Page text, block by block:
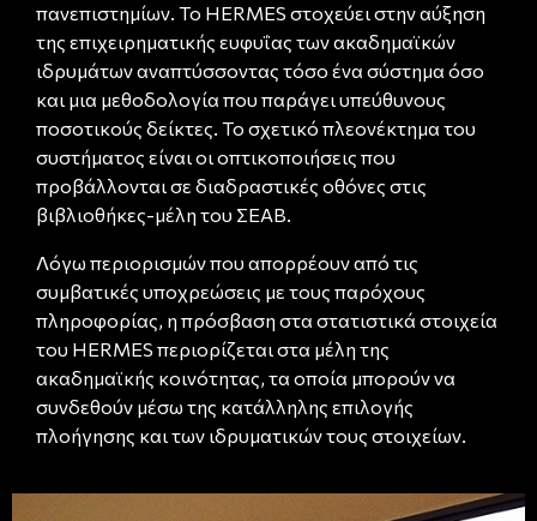
πανεπιστημίων. Το HERMES στοχεύει στην αύξηση
της επιχειρηματικής ευφυΐας των ακαδημαϊκών
ιδρυμάτων αναπτύσσοντας τόσο ένα σύστημα όσο
και μια μεθοδολογία που παράγει υπεύθυνους
ποσοτικούς δείκτες. Το σχετικό πλεονέκτημα του
συστήματος είναι οι οπτικοποιήσεις που
προβάλλονται σε διαδραστικές οθόνες στις
βιβλιοθήκες-μέλη του ΣΕΑΒ.
Λόγω περιορισμών που απορρέουν από τις
συμβατικές υποχρεώσεις με τους παρόχους
πληροφορίας, η πρόσβαση στα στατιστικά στοιχεία
του HERMES περιορίζεται στα μέλη της
ακαδημαϊκής κοινότητας, τα οποία μπορούν να
συνδεθούν μέσω της κατάλληλης επιλογής
πλοήγησης και των ιδρυματικών τους στοιχείων.